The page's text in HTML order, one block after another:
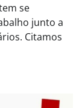
se
junto a
Citamos